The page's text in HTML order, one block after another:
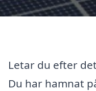
Letar du efter
Du har hamnat